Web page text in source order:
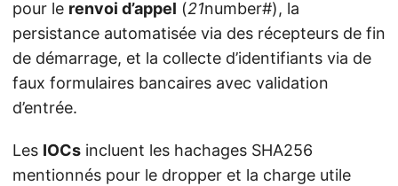
pour le renvoi d’appel (21number#), la
persistance automatisée via des récepteurs de fin
de démarrage, et la collecte d’identifiants via de
faux formulaires bancaires avec validation
d’entrée.
Les IOCs incluent les hachages SHA256
mentionnés pour le dropper et la charge utile